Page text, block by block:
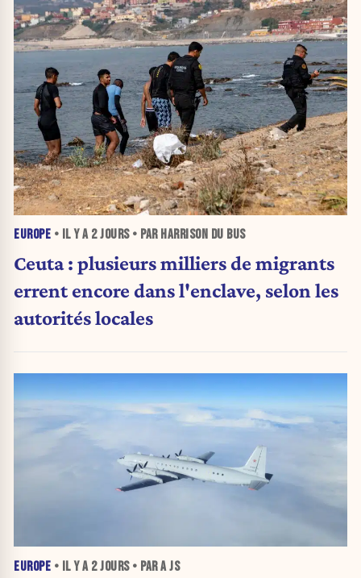
EUROPE • IL Y A 2 JOURS• PAR HARRISON DU BUS
Ceuta : plusieurs milliers de migrants
errent encore dans l'enclave, selon les
autorités locales
EUROPE • IL Y A 2 JOURS• PAR A JS